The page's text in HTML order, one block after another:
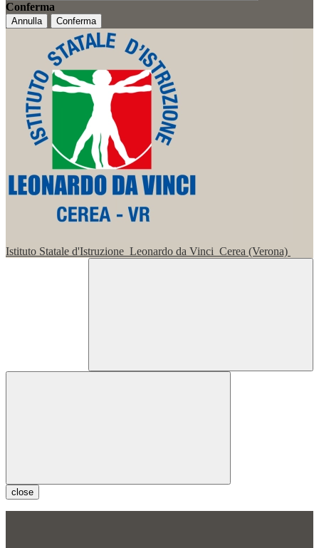
Conferma
Annulla Conferma
Istituto Statale d'Istruzione Leonardo da Vinci Cerea (Verona)
close